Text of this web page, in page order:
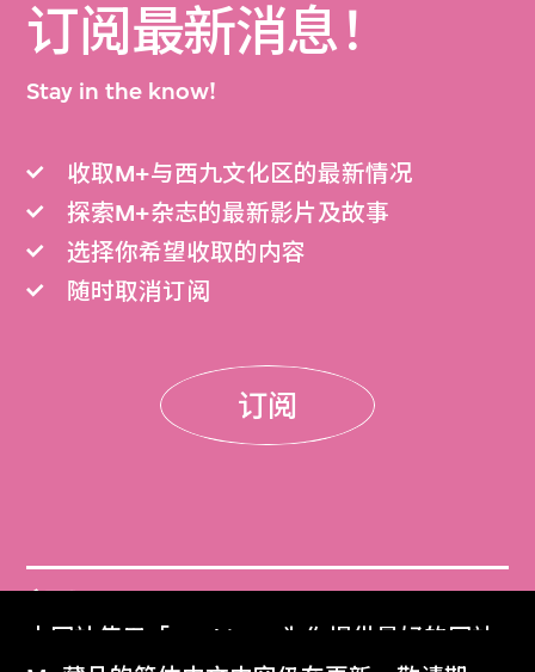
本网站使用「Cookies」为你提供最好的网站
订阅最新消息！
Stay in the know!
收取M+与西九文化区的最新情况
探索M+杂志的最新影片及故事
选择你希望收取的内容
随时取消订阅
订阅
门票
Get Tickets